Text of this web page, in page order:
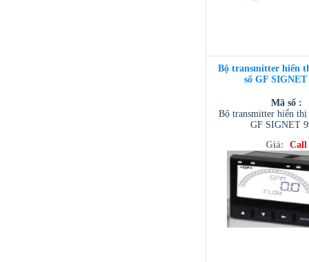
Bộ transmitter hiển
số GF SIGNET
Mã số :
Bộ transmitter hiển thị
GF SIGNET
Giá: Call